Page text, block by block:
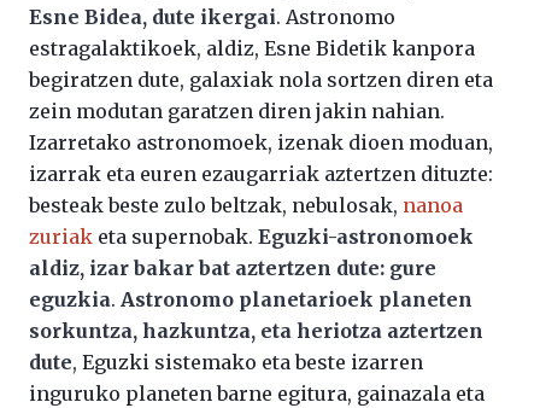
Esne Bidea, dute ikergai. Astronomo
estragalaktikoek, aldiz, Esne Bidetik kanpora
begiratzen dute, galaxiak nola sortzen diren eta
zein modutan garatzen diren jakin nahian.
Izarretako astronomoek, izenak dioen moduan,
izarrak eta euren ezaugarriak aztertzen dituzte:
besteak beste zulo beltzak, nebulosak, nanoa
zuriak eta supernobak. Eguzki-astronomoek
aldiz, izar bakar bat aztertzen dute: gure
eguzkia. Astronomo planetarioek planeten
sorkuntza, hazkuntza, eta heriotza aztertzen
dute, Eguzki sistemako eta beste izarren
inguruko planeten barne egitura, gainazala eta